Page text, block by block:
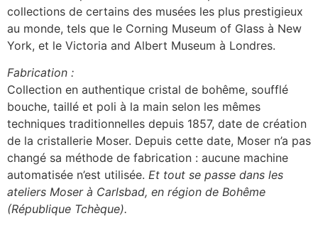
collections de certains des musées les plus prestigieux
au monde, tels que le Corning Museum of Glass à New
York, et le Victoria and Albert Museum à Londres.
Fabrication :
Collection en authentique cristal de bohême, soufflé
bouche, taillé et poli à la main selon les mêmes
techniques traditionnelles depuis 1857, date de création
de la cristallerie Moser. Depuis cette date, Moser n’a pas
changé sa méthode de fabrication : aucune machine
automatisée n’est utilisée. Et tout se passe dans les
ateliers Moser à Carlsbad, en région de Bohême
(République Tchèque).